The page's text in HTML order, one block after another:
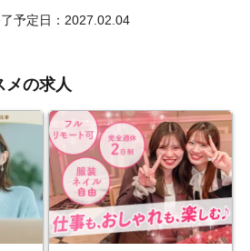
予定日：2027.02.04
メの求人